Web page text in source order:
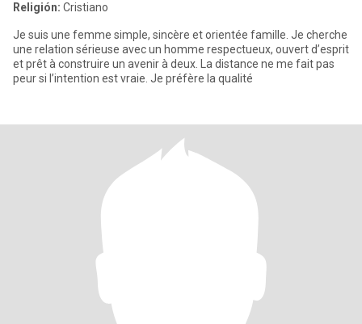
Religión: Cristiano
Je suis une femme simple, sincère et orientée famille. Je cherche
une relation sérieuse avec un homme respectueux, ouvert d’esprit
et prêt à construire un avenir à deux. La distance ne me fait pas
peur si l’intention est vraie. Je préfère la qualité